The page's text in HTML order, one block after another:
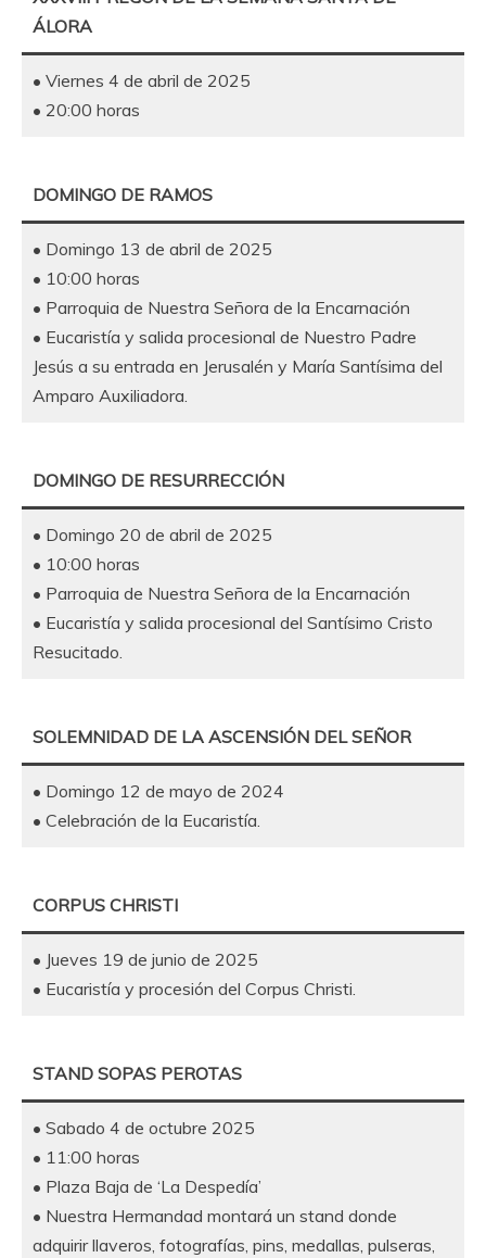
ÁLORA
• Viernes 4 de abril de 2025
• 20:00 horas
DOMINGO DE RAMOS
• Domingo 13 de abril de 2025
• 10:00 horas
• Parroquia de Nuestra Señora de la Encarnación
• Eucaristía y salida procesional de Nuestro Padre
Jesús a su entrada en Jerusalén y María Santísima del
Amparo Auxiliadora.
DOMINGO DE RESURRECCIÓN
• Domingo 20 de abril de 2025
• 10:00 horas
• Parroquia de Nuestra Señora de la Encarnación
• Eucaristía y salida procesional del Santísimo Cristo
Resucitado.
SOLEMNIDAD DE LA ASCENSIÓN DEL SEÑOR
• Domingo 12 de mayo de 2024
• Celebración de la Eucaristía.
CORPUS CHRISTI
• Jueves 19 de junio de 2025
• Eucaristía y procesión del Corpus Christi.
STAND SOPAS PEROTAS
• Sabado 4 de octubre 2025
• 11:00 horas
• Plaza Baja de ‘La Despedía’
• Nuestra Hermandad montará un stand donde
adquirir llaveros, fotografías, pins, medallas, pulseras,